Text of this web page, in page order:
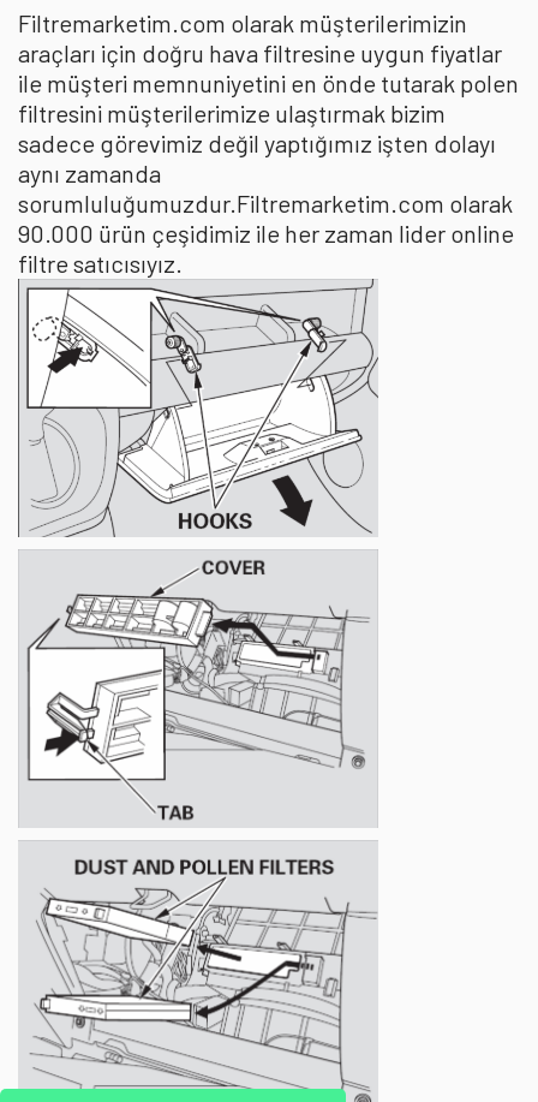
Filtremarketim.com olarak müşterilerimizin
araçları için doğru hava filtresine uygun fiyatlar
ile müşteri memnuniyetini en önde tutarak polen
filtresini müşterilerimize ulaştırmak bizim
sadece görevimiz değil yaptığımız işten dolayı
aynı zamanda
sorumluluğumuzdur.Filtremarketim.com olarak
90.000 ürün çeşidimiz ile her zaman lider online
filtre satıcısıyız.